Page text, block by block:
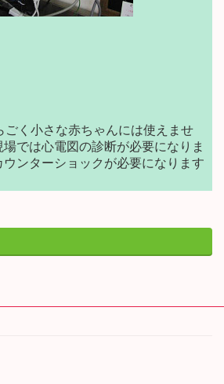
ごく小さな赤ちゃんには使えませ
では心電図の診断が必要になりま
ンターショックが必要になります